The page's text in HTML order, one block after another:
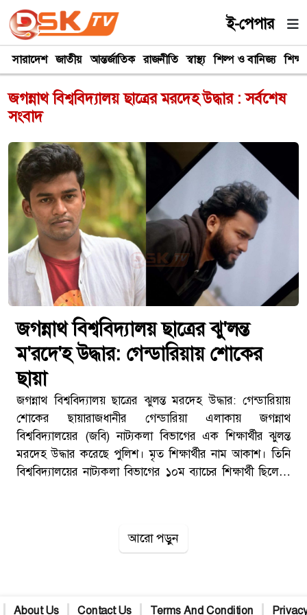
ই-পেপার
সারাদেশ জাতীয় আন্তর্জাতিক রাজনীতি স্বাস্থ্য শিল্প ও বানিজ্য শিক্ষা
জগন্নাথ বিশ্ববিদ্যালয় ছাত্রের মরদেহ উদ্ধার : সর্বশেষ
সংবাদ
জগন্নাথ বিশ্ববিদ্যালয় ছাত্রের ঝু'লন্ত
ম'রদে'হ উদ্ধার: গেন্ডারিয়ায় শোকের
ছায়া
জগন্নাথ বিশ্ববিদ্যালয় ছাত্রের ঝুলন্ত মরদেহ উদ্ধার: গেন্ডারিয়ায়
শোকের ছায়া​রাজধানীর গেন্ডারিয়া এলাকায় জগন্নাথ
বিশ্ববিদ্যালয়ের (জবি) নাট্যকলা বিভাগের এক শিক্ষার্থীর ঝুলন্ত
মরদেহ উদ্ধার করেছে পুলিশ। মৃত শিক্ষার্থীর নাম আকাশ। তিনি
বিশ্ববিদ্যালয়ের নাট্যকলা বিভাগের ১০ম ব্যাচের শিক্ষার্থী ছিলেন।
পাওয়া যায়। খবর পেয়ে গেন্ডারিয়া থানা পুলিশ দ্রুত ঘটনাস্থলে
আরো পড়ুন
About Us Contact Us Terms And Condition